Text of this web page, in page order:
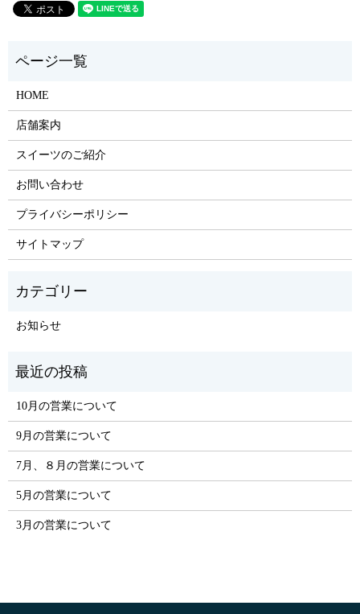
HOME
店舗案内
スイーツのご紹介
お問い合わせ
プライバシーポリシー
サイトマップ
お知らせ
10月の営業について
9月の営業について
7月、８月の営業について
5月の営業について
3月の営業について